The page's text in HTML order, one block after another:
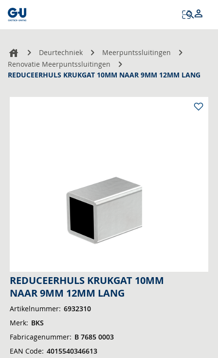
Deurtechniek
Meerpuntssluitingen
Renovatie Meerpuntssluitingen
REDUCEERHULS KRUKGAT 10MM NAAR 9MM 12MM LANG
Ga
naar
begin
van
de
afbeeldingen-
REDUCEERHULS KRUKGAT 10MM
NAAR 9MM 12MM LANG
Artikelnummer 6932310
Merk BKS
Fabricagenummer B 7685 0003
EAN Code 4015540346613